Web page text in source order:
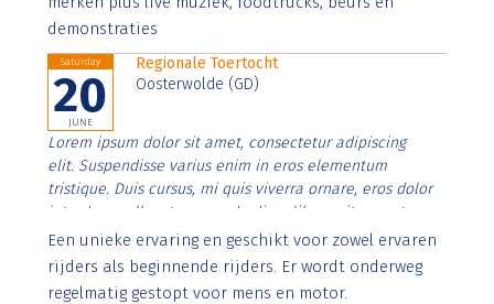
demonstraties
Saturday
20
JUNE
Regionale Toertocht
Oosterwolde (GD)
Lorem ipsum dolor sit amet, consectetur adipiscing
elit. Suspendisse varius enim in eros elementum
tristique. Duis cursus, mi quis viverra ornare, eros dolor
interdum nulla, ut commodo diam libero vitae erat.
Aenean faucibus nibh et justo cursus id rutrum lorem
imperdiet. Nunc ut sem vitae risus tristique posuere.
Een unieke ervaring en geschikt voor zowel ervaren
rijders als beginnende rijders. Er wordt onderweg
regelmatig gestopt voor mens en motor.